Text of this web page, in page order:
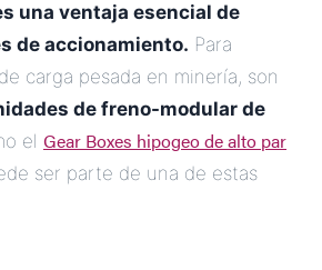
una ventaja esencial de
de accionamiento. Para
carga pesada en minería, son
de freno-modular de
el Gear Boxes hipogeo de alto par
ser parte de una de estas